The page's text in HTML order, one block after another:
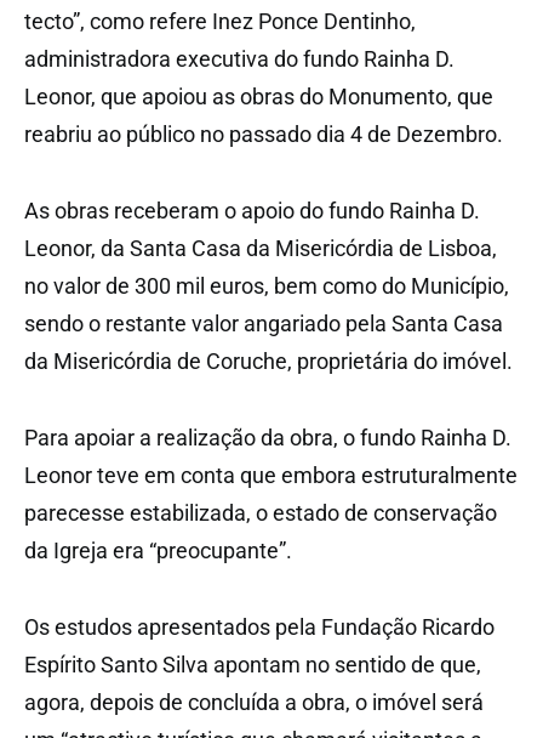
tecto”, como refere Inez Ponce Dentinho,
administradora executiva do fundo Rainha D.
Leonor, que apoiou as obras do Monumento, que
reabriu ao público no passado dia 4 de Dezembro.
As obras receberam o apoio do fundo Rainha D.
Leonor, da Santa Casa da Misericórdia de Lisboa,
no valor de 300 mil euros, bem como do Município,
sendo o restante valor angariado pela Santa Casa
da Misericórdia de Coruche, proprietária do imóvel.
Para apoiar a realização da obra, o fundo Rainha D.
Leonor teve em conta que embora estruturalmente
parecesse estabilizada, o estado de conservação
da Igreja era “preocupante”.
Os estudos apresentados pela Fundação Ricardo
Espírito Santo Silva apontam no sentido de que,
agora, depois de concluída a obra, o imóvel será